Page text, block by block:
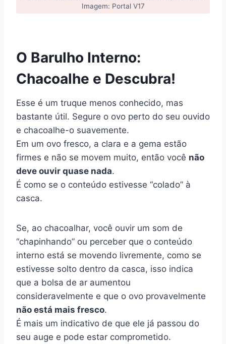
Imagem: Portal V17
O Barulho Interno:
Chacoalhe e Descubra!
Esse é um truque menos conhecido, mas
bastante útil. Segure o ovo perto do seu ouvido
e chacoalhe-o suavemente.
Em um ovo fresco, a clara e a gema estão
firmes e não se movem muito, então você não
deve ouvir quase nada.
É como se o conteúdo estivesse “colado” à
casca.
Se, ao chacoalhar, você ouvir um som de
“chapinhando” ou perceber que o conteúdo
interno está se movendo livremente, como se
estivesse solto dentro da casca, isso indica
que a bolsa de ar aumentou
consideravelmente e que o ovo provavelmente
não está mais fresco.
É mais um indicativo de que ele já passou do
seu auge e pode estar comprometido.